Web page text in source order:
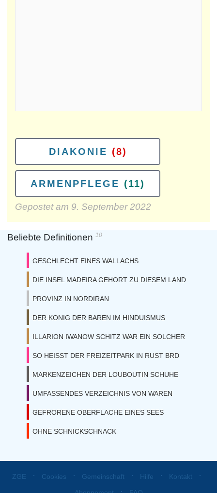
DIAKONIE (8)
ARMENPFLEGE (11)
Gepostet am 9. September 2022
Beliebte Definitionen 10
GESCHLECHT EINES WALLACHS
DIE INSEL MADEIRA GEHORT ZU DIESEM LAND
PROVINZ IN NORDIRAN
DER KONIG DER BAREN IM HINDUISMUS
ILLARION IWANOW SCHITZ WAR EIN SOLCHER
SO HEISST DER FREIZEITPARK IN RUST BRD
MARKENZEICHEN DER LOUBOUTIN SCHUHE
UMFASSENDES VERZEICHNIS VON WAREN
GEFRORENE OBERFLACHE EINES SEES
OHNE SCHNICKSCHNACK
ZGE ⋅ Cookies ⋅ Gemeinschaft ⋅ Hilfe ⋅ Kontakt ⋅